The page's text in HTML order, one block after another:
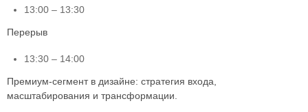
13:00 – 13:30
Перерыв
13:30 – 14:00
Премиум-сегмент в дизайне: стратегия входа,
масштабирования и трансформации.